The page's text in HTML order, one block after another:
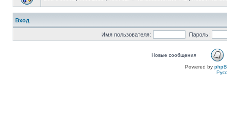
Вход
Имя пользователя: Пароль:
Новые сообщения
Powered by